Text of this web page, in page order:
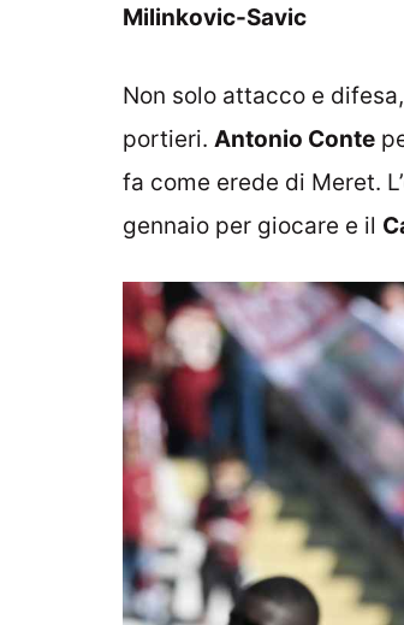
Milinkovic-Savic
Non solo attacco e
portieri. Antonio Conte
fa come erede di Meret.
gennaio per giocare e il